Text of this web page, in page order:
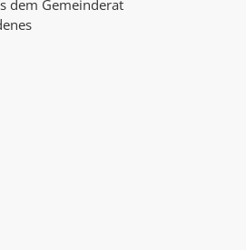
dem Gemeinderat